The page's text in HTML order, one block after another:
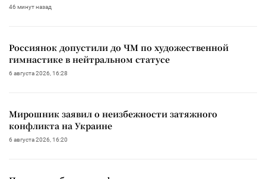
46 минут назад
Россиянок допустили до ЧМ по художественной
гимнастике в нейтральном статусе
6 августа 2026, 16:28
Мирошник заявил о неизбежности затяжного
конфликта на Украине
6 августа 2026, 16:20